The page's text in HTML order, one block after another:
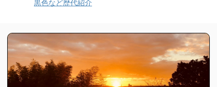
黒色など歴代紹介